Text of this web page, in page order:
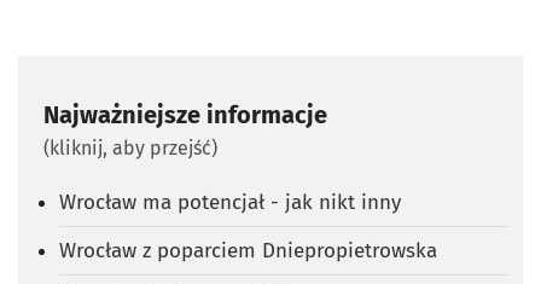
Najważniejsze informacje
(kliknij, aby przejść)
Wrocław ma potencjał - jak nikt inny
Wrocław z poparciem Dniepropietrowska